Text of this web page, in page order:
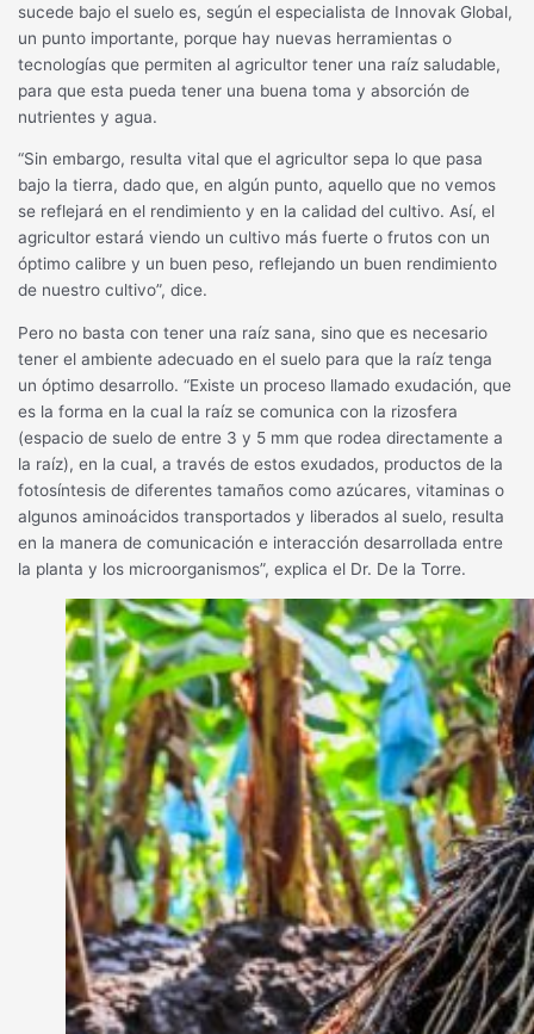
sucede bajo el suelo es, según el especialista de Innovak Global,
un punto importante, porque hay nuevas herramientas o
tecnologías que permiten al agricultor tener una raíz saludable,
para que esta pueda tener una buena toma y absorción de
nutrientes y agua.
“Sin embargo, resulta vital que el agricultor sepa lo que pasa
bajo la tierra, dado que, en algún punto, aquello que no vemos
se reflejará en el rendimiento y en la calidad del cultivo. Así, el
agricultor estará viendo un cultivo más fuerte o frutos con un
óptimo calibre y un buen peso, reflejando un buen rendimiento
de nuestro cultivo”, dice.
Pero no basta con tener una raíz sana, sino que es necesario
tener el ambiente adecuado en el suelo para que la raíz tenga
un óptimo desarrollo. “Existe un proceso llamado exudación, que
es la forma en la cual la raíz se comunica con la rizosfera
(espacio de suelo de entre 3 y 5 mm que rodea directamente a
la raíz), en la cual, a través de estos exudados, productos de la
fotosíntesis de diferentes tamaños como azúcares, vitaminas o
algunos aminoácidos transportados y liberados al suelo, resulta
en la manera de comunicación e interacción desarrollada entre
la planta y los microorganismos”, explica el Dr. De la Torre.